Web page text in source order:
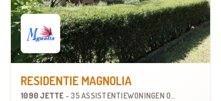
RESIDENTIE MAGNOLIA
1090 JETTE - 35 ASSISTENTIEWONINGEN OP